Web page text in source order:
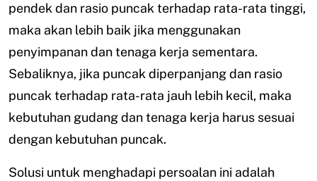
pendek dan rasio puncak terhadap rata-rata tinggi,
maka akan lebih baik jika menggunakan
penyimpanan dan tenaga kerja sementara.
Sebaliknya, jika puncak diperpanjang dan rasio
puncak terhadap rata-rata jauh lebih kecil, maka
kebutuhan gudang dan tenaga kerja harus sesuai
dengan kebutuhan puncak.
Solusi untuk menghadapi persoalan ini adalah